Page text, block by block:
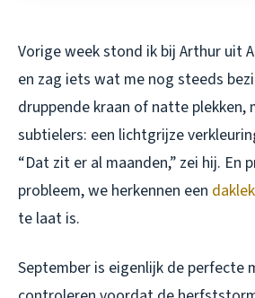
Vorige week stond ik bij Arthur uit
en zag iets wat me nog steeds
druppende kraan of natte plekken,
subtielers: een lichtgrijze
“Dat zit er al maanden,” zei hij. En
probleem, we herkennen een
te laat is.
September is eigenlijk de perfecte